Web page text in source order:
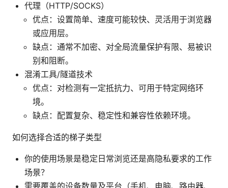
代理（HTTP/SOCKS）
优点：设置简单、速度可能较快、灵活用于浏览器
或应用层。
缺点：通常不加密、对全局流量保护有限、易被识
别和阻断。
混淆工具/隧道技术
优点：对检测有一定抵抗力、可用于特定网络环
境。
缺点：配置复杂、稳定性和兼容性依赖环境。
如何选择合适的梯子类型
你的使用场景是稳定日常浏览还是高隐私要求的工作
场景？